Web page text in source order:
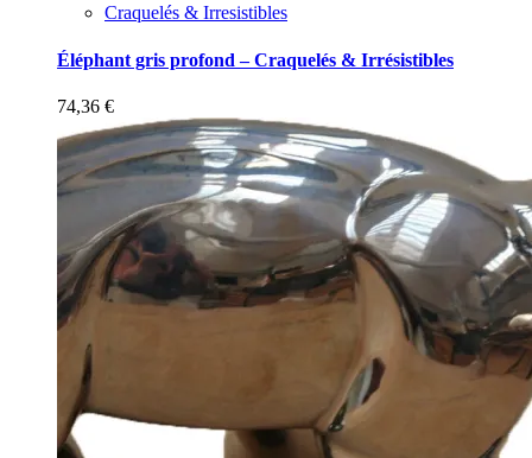
Craquelés & Irresistibles
Éléphant gris profond – Craquelés & Irrésistibles
74,36 €